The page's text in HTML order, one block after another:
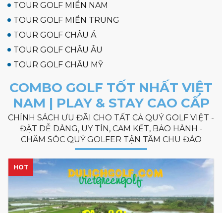
TOUR GOLF MIỀN NAM
TOUR GOLF MIỀN TRUNG
TOUR GOLF CHÂU Á
TOUR GOLF CHÂU ÂU
TOUR GOLF CHÂU MỸ
COMBO GOLF TỐT NHẤT VIỆT
NAM | PLAY & STAY CAO CẤP
CHÍNH SÁCH ƯU ĐÃI CHO TẤT CẢ QUÝ GOLF VIỆT -
ĐẶT DỄ DÀNG, UY TÍN, CAM KẾT, BẢO HÀNH -
CHĂM SÓC QUÝ GOLFER TẬN TÂM CHU ĐÁO
HOT